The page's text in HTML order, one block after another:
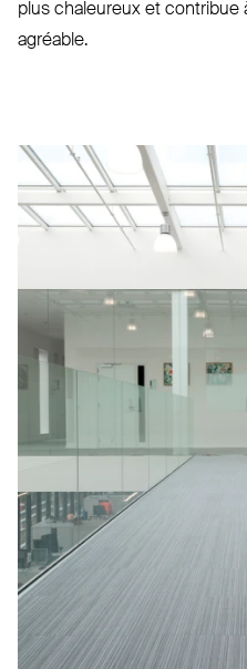
plus cha­leureux et contribue
agréable.